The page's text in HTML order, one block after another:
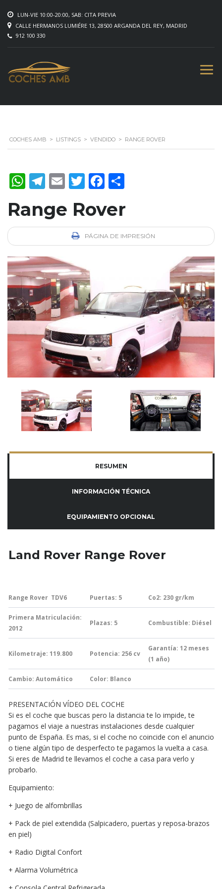
LUN-VIE 10:00-20:00, SAB: CITA PREVIA
CALLE HERMANOS LUMIÉRE 13, 28500 ARGANDA DEL REY, MADRID
912 100 330
COCHES AMB > LISTINGS > VENDIDO > RANGE ROVER
WhatsApp
Telegram
EmailTwitterFacebook
Range Rover
PÁGINA DE IMPRESIÓN
RESUMEN
INFORMACIÓN TÉCNICA
EQUIPAMIENTO OPCIONAL
Land Rover Range Rover
Range Rover TDV6 Puertas: 5 Co2: 230 gr/km
Primera Matriculación:
2012
Plazas: 5 Combustible: Diésel
Kilometraje: 119.800 Potencia: 256 cv
Garantía: 12 meses
(1 año)
Cambio: Automático Color: Blanco
PRESENTACIÓN VÍDEO DEL COCHE
Si es el coche que buscas pero la distancia te lo impide, te
pagamos el viaje a nuestras instalaciones desde cualquier
punto de España. Es mas, si el coche no coincide con el anuncio
o tiene algún tipo de desperfecto te pagamos la vuelta a casa.
Si eres de Madrid te llevamos el coche a casa para verlo y
probarlo.
Equipamiento:
+ Juego de alfombrillas
+ Pack de piel extendida (Salpicadero, puertas y reposa-brazos
en piel)
+ Radio Digital Confort
+ Alarma Volumétrica